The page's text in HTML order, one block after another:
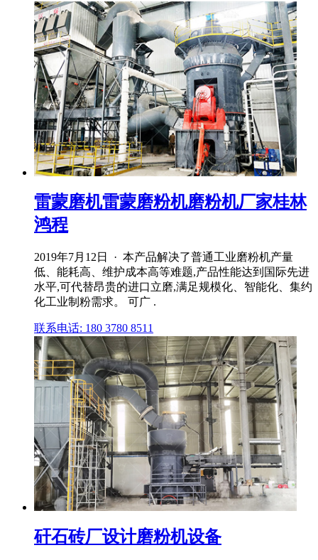
雷蒙磨机雷蒙磨粉机磨粉机厂家桂林
鸿程
2019年7月12日 · 本产品解决了普通工业磨粉机产量
低、能耗高、维护成本高等难题,产品性能达到国际先进
水平,可代替昂贵的进口立磨,满足规模化、智能化、集约
化工业制粉需求。 可广 .
联系电话: 180 3780 8511
矸石砖厂设计磨粉机设备